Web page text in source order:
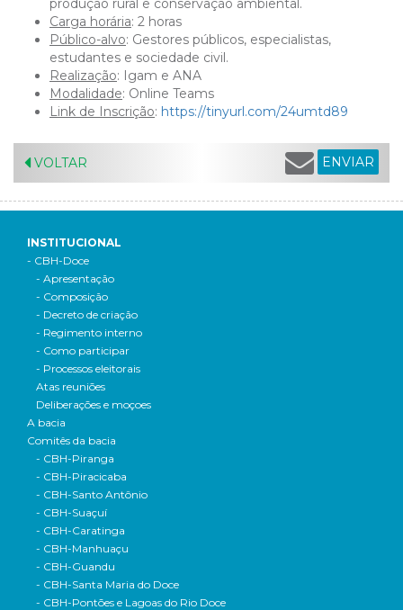
produção rural e conservação ambiental.
Carga horária: 2 horas
Público-alvo: Gestores públicos, especialistas,
estudantes e sociedade civil.
Realização: Igam e ANA
Modalidade: Online Teams
Link de Inscrição: https://tinyurl.com/24umtd89
VOLTAR ENVIAR
INSTITUCIONAL
- CBH-Doce
- Apresentação
- Composição
- Decreto de criação
- Regimento interno
- Como participar
- Processos eleitorais
Atas reuniões
Deliberações e moçoes
A bacia
Comitês da bacia
- CBH-Piranga
- CBH-Piracicaba
- CBH-Santo Antônio
- CBH-Suaçuí
- CBH-Caratinga
- CBH-Manhuaçu
- CBH-Guandu
- CBH-Santa Maria do Doce
- CBH-Pontões e Lagoas do Rio Doce